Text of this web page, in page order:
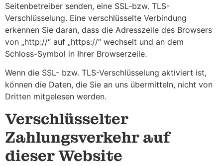
Seitenbetreiber senden, eine SSL-bzw. TLS-
Verschlüsselung. Eine verschlüsselte Verbindung
erkennen Sie daran, dass die Adresszeile des Browsers
von „http://“ auf „https://“ wechselt und an dem
Schloss-Symbol in Ihrer Browserzeile.
Wenn die SSL- bzw. TLS-Verschlüsselung aktiviert ist,
können die Daten, die Sie an uns übermitteln, nicht von
Dritten mitgelesen werden.
Verschlüsselter
Zahlungsverkehr auf
dieser Website